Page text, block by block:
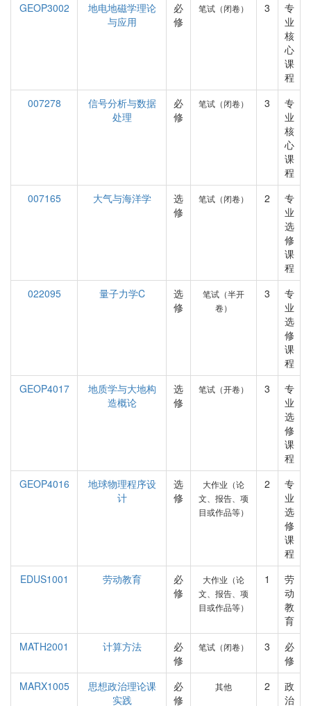
GEOP3002
地电地磁学理论
与应用
必
修
笔试（闭卷） 3
专
业
核
心
课
程
007278
信号分析与数据
处理
必
修
笔试（闭卷） 3
专
业
核
心
课
程
007165
大气与海洋学
选
修
笔试（闭卷） 2
专
业
选
修
课
程
022095
量子力学C
选
修
笔试（半开
卷）
3
专
业
选
修
课
程
GEOP4017
地质学与大地构
造概论
选
修
笔试（开卷） 3
专
业
选
修
课
程
GEOP4016
地球物理程序设
计
选
修
大作业（论
文、报告、项
目或作品等）
2
专
业
选
修
课
程
EDUS1001
劳动教育
必
修
大作业（论
文、报告、项
目或作品等）
1
劳
动
教
育
MATH2001
计算方法
必
修
笔试（闭卷） 3
必
修
MARX1005
思想政治理论课
实践
必
修
其他 2
政
治